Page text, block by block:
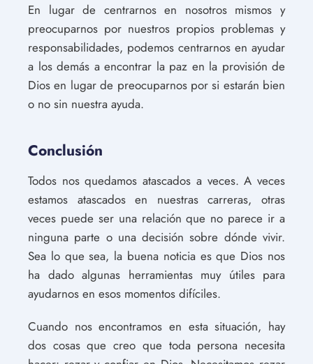
En lugar de centrarnos en nosotros mismos y
preocuparnos por nuestros propios problemas y
responsabilidades, podemos centrarnos en ayudar
a los demás a encontrar la paz en la provisión de
Dios en lugar de preocuparnos por si estarán bien
o no sin nuestra ayuda.
Conclusión
Todos nos quedamos atascados a veces. A veces
estamos atascados en nuestras carreras, otras
veces puede ser una relación que no parece ir a
ninguna parte o una decisión sobre dónde vivir.
Sea lo que sea, la buena noticia es que Dios nos
ha dado algunas herramientas muy útiles para
ayudarnos en esos momentos difíciles.
Cuando nos encontramos en esta situación, hay
dos cosas que creo que toda persona necesita